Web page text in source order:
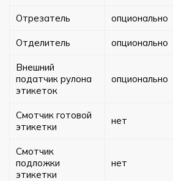
Отрезатель опционально
Отделитель опционально
Внешний
податчик рулона
этикеток
опционально
Смотчик готовой
этикетки
нет
Смотчик
подложки
этикетки
нет